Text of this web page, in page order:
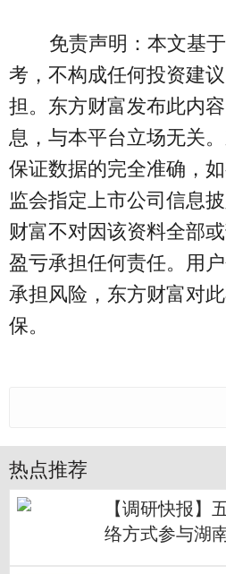
免责声明：本文基
考，不构成任何投资建
担。东方财富发布此内
息，与本平台立场无关
保证数据的完全准确，
监会指定上市公司信息
财富不对因该资料全部
盈亏承担任何责任。用
承担风险，东方财富对
保。
热点推荐
【调研快报】
络方式参与湖